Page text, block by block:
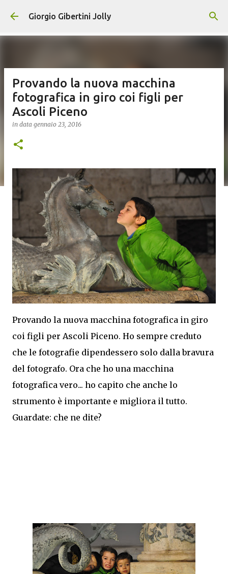
Passa ai contenuti principali
Giorgio Gibertini Jolly
Provando la nuova macchina
fotografica in giro coi figli per
Ascoli Piceno
in data gennaio 23, 2016
Provando la nuova macchina fotografica in giro
coi figli per Ascoli Piceno. Ho sempre creduto
che le fotografie dipendessero solo dalla bravura
del fotografo. Ora che ho una macchina
fotografica vero... ho capito che anche lo
strumento è importante e migliora il tutto.
Guardate: che ne dite?